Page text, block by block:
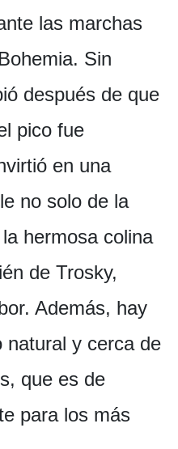
las marchas
Sin
después de que
pico fue
en una
no solo de la
hermosa colina
de Trosky,
Además, hay
natural y cerca de
que es de
para los más